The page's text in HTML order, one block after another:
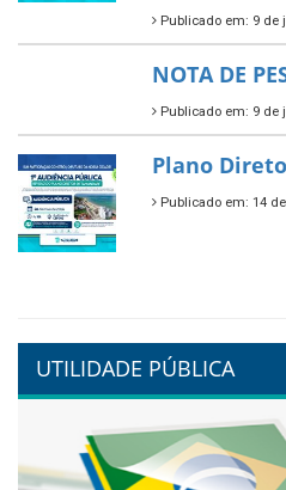
Publicado em: 9 de
🌳🌱 Projeto
Publicado em: 9 de
🌿🚤
Ambiente
Conecta+
NOTA DE